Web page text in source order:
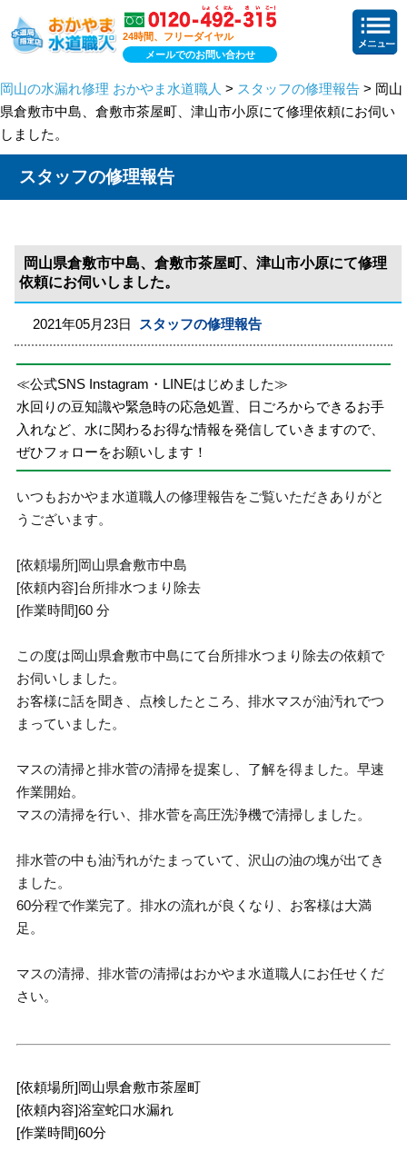
24時間、フリーダイヤル
メールでのお問い合わせ
岡山の水漏れ修理 おかやま水道職人 > スタッフの修理報告 > 岡山
県倉敷市中島、倉敷市茶屋町、津山市小原にて修理依頼にお伺い
しました。
スタッフの修理報告
岡山県倉敷市中島、倉敷市茶屋町、津山市小原にて修理
依頼にお伺いしました。
2021年05月23日 スタッフの修理報告
≪公式SNS Instagram・LINEはじめました≫
水回りの豆知識や緊急時の応急処置、日ごろからできるお手
入れなど、水に関わるお得な情報を発信していきますので、
ぜひフォローをお願いします！
いつもおかやま水道職人の修理報告をご覧いただきありがと
うございます。
[依頼場所]岡山県倉敷市中島
[依頼内容]台所排水つまり除去
[作業時間]60 分
この度は岡山県倉敷市中島にて台所排水つまり除去の依頼で
お伺いしました。
お客様に話を聞き、点検したところ、排水マスが油汚れでつ
まっていました。
マスの清掃と排水菅の清掃を提案し、了解を得ました。早速
作業開始。
マスの清掃を行い、排水菅を高圧洗浄機で清掃しました。
排水菅の中も油汚れがたまっていて、沢山の油の塊が出てき
ました。
60分程で作業完了。排水の流れが良くなり、お客様は大満
足。
マスの清掃、排水菅の清掃はおかやま水道職人にお任せくだ
さい。
[依頼場所]岡山県倉敷市茶屋町
[依頼内容]浴室蛇口水漏れ
[作業時間]60分